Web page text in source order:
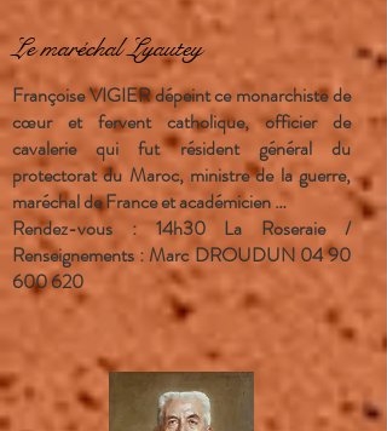
Le maréchal Lyautey
Françoise VIGIER dépeint ce monarchiste de
cœur et fervent catholique, officier de
cavalerie qui fut résident général du
protectorat du Maroc, ministre de la guerre,
maréchal de France et académicien …
Rendez-vous : 14h30 La Roseraie /
Renseignements : Marc DROUDUN 04 90
600 620